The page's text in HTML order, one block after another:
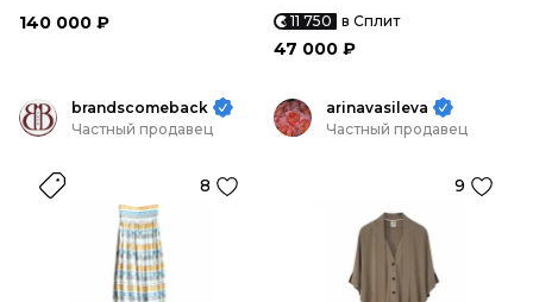
140 000 ₽
11 750 в Сплит
47 000 ₽
brandscomeback
Частный продавец
8
arinavasileva
Частный продавец
9